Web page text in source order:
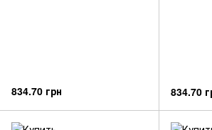
834.70 грн 834.70